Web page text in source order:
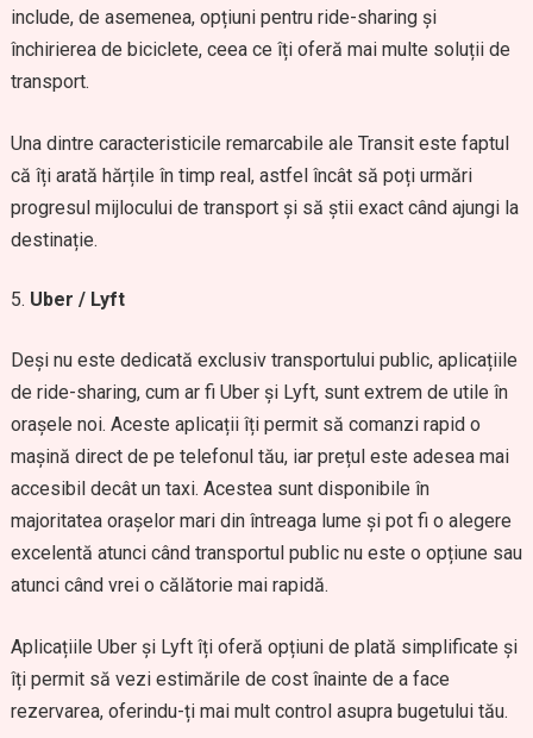
include, de asemenea, opțiuni pentru ride-sharing și
închirierea de biciclete, ceea ce îți oferă mai multe soluții de
transport.
Una dintre caracteristicile remarcabile ale Transit este faptul
că îți arată hărțile în timp real, astfel încât să poți urmări
progresul mijlocului de transport și să știi exact când ajungi la
destinație.
Uber / Lyft
Deși nu este dedicată exclusiv transportului public, aplicațiile
de ride-sharing, cum ar fi Uber și Lyft, sunt extrem de utile în
orașele noi. Aceste aplicații îți permit să comanzi rapid o
mașină direct de pe telefonul tău, iar prețul este adesea mai
accesibil decât un taxi. Acestea sunt disponibile în
majoritatea orașelor mari din întreaga lume și pot fi o alegere
excelentă atunci când transportul public nu este o opțiune sau
atunci când vrei o călătorie mai rapidă.
Aplicațiile Uber și Lyft îți oferă opțiuni de plată simplificate și
îți permit să vezi estimările de cost înainte de a face
rezervarea, oferindu-ți mai mult control asupra bugetului tău.